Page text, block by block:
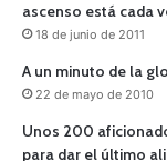
ascenso está cada
18 de junio de 2011
A un minuto de la
22 de mayo de 2010
Unos 200
para dar el último